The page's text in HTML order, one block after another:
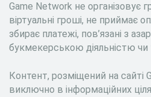
Game Network не організовує
віртуальні гроші, не приймає
збирає платежі, пов’язані з
букмекерською діяльністю чи
Контент, розміщений на сайті
виключно в інформаційних